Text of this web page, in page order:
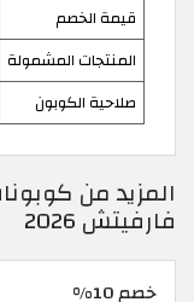
قيمة الخصم
المنتجات المشمولة
صلاحية الكوبون
فارفيتش 2026
خصم 10%